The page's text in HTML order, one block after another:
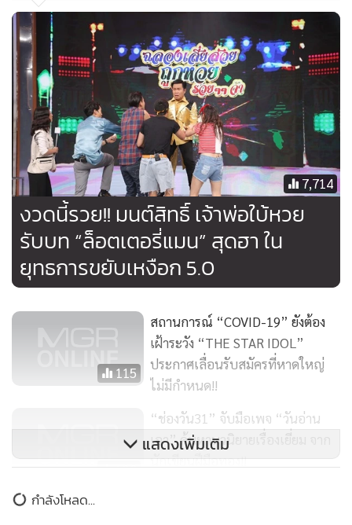
7,714
งวดนี้รวย!! มนต์สิทธิ์ เจ้าพ่อใบ้หวย
รับบท “ล็อตเตอรี่แมน” สุดฮา ใน
ยุทธการขยับเหงือก 5.0
115
สถานการณ์ “COVID-19” ยังต้อง
เฝ้าระวัง “THE STAR IDOL”
ประกาศเลื่อนรับสมัครที่หาดใหญ่
ไม่มีกำหนด!!
190
“ช่องวัน31” จับมือเพจ “วันอ่าน
เอา” ค้นหานวนิยายเรื่องเยี่ยม จาก
นักเขียนฝีมือทอง!!
แสดงเพิ่มเติม
ข่าวในหมวดล่าสุด